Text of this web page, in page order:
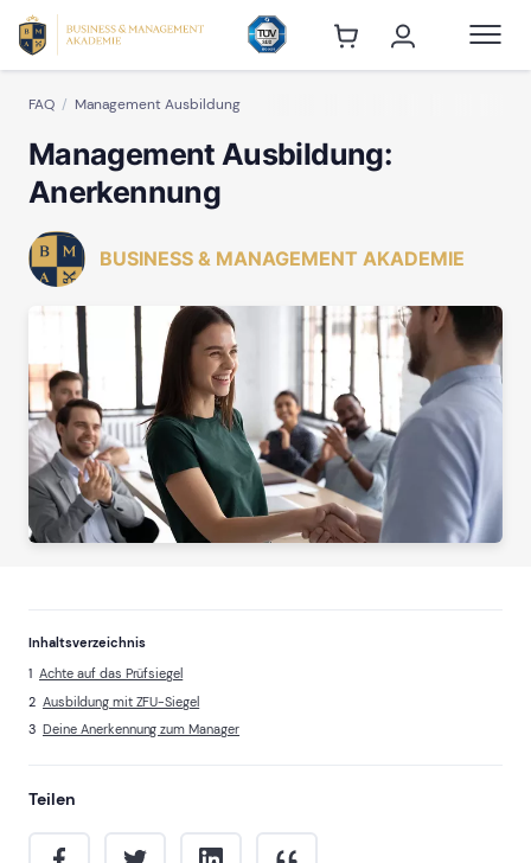
FAQ Management Ausbildung
Management Ausbildung:
Anerkennung
BUSINESS & MANAGEMENT AKADEMIE
Inhaltsverzeichnis
Achte auf das Prüfsiegel
Ausbildung mit ZFU-Siegel
Deine Anerkennung zum Manager
Teilen